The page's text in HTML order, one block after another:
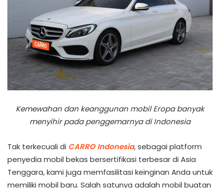
Kemewahan dan keanggunan mobil Eropa banyak
menyihir pada penggemarnya di Indonesia
Tak terkecuali di CARRO Indonesia, sebagai platform
penyedia mobil bekas bersertifikasi terbesar di Asia
Tenggara, kami juga memfasilitasi keinginan Anda untuk
memiliki mobil baru. Salah satunya adalah mobil buatan